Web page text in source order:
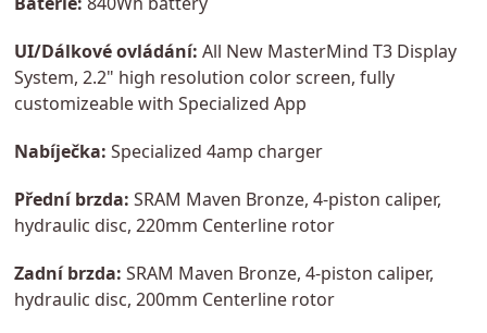
UI/Dálkové ovládání: All New MasterMind T3 Display
System, 2.2" high resolution color screen, fully
customizeable with Specialized App
Nabíječka: Specialized 4amp charger
Přední brzda: SRAM Maven Bronze, 4-piston caliper,
hydraulic disc, 220mm Centerline rotor
Zadní brzda: SRAM Maven Bronze, 4-piston caliper,
hydraulic disc, 200mm Centerline rotor